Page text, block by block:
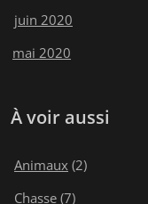
juin 2020
mai 2020
À voir aussi
Animaux (2)
Chasse (7)